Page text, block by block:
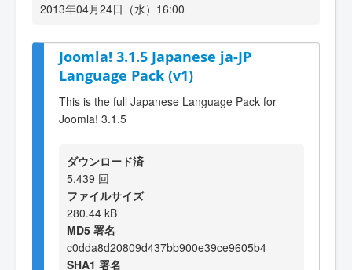
2013年04月24日（水）16:00
Joomla! 3.1.5 Japanese ja-JP
Language Pack (v1)
This is the full Japanese Language Pack for
Joomla! 3.1.5
ダウンロード済
5,439 回
ファイルサイズ
280.44 kB
MD5 署名
c0dda8d20809d437bb900e39ce9605b4
SHA1 署名